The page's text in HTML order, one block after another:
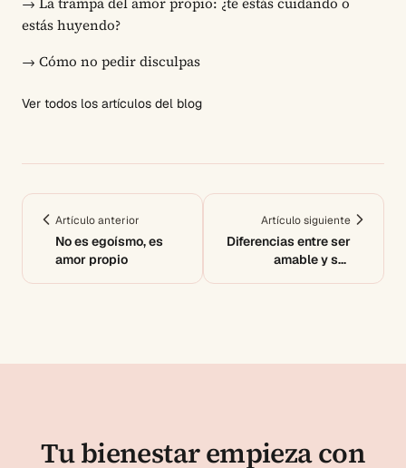
estás huyendo?
→ Cómo no pedir disculpas
Ver todos los artículos del blog
Artículo anterior
No es egoísmo, es
amor propio
Artículo siguiente
Diferencias entre ser
amable y ser
Tu bienestar empieza con